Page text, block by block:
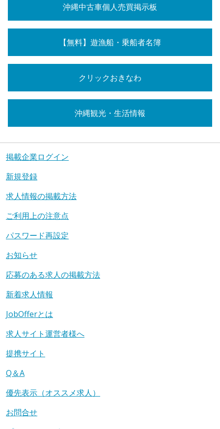
沖縄中古車個人売買掲示板
【無料】遊漁船・乗船者名簿
クリックおきなわ
沖縄観光・生活情報
掲載企業ログイン
新規登録
求人情報の掲載方法
ご利用上の注意点
パスワード再設定
お知らせ
応募のある求人の掲載方法
新着求人情報
JobOfferとは
求人サイト運営者様へ
提携サイト
Q＆A
優先表示（オススメ求人）
お問合せ